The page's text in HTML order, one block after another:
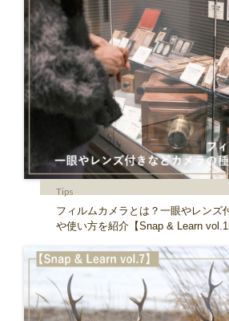
Tips
フィルムカメラとは？一眼やレンズ
や使い方を紹介【Snap & Learn